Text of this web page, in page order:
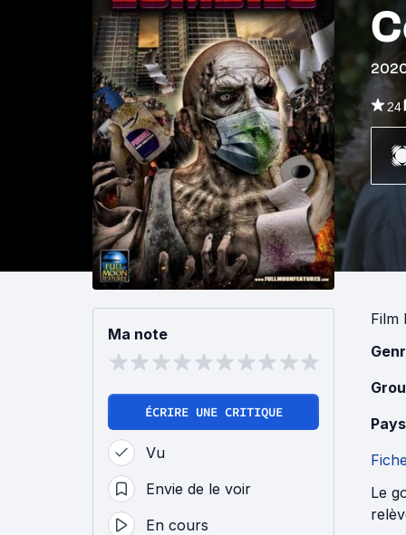
24
Ma note
ÉCRIRE UNE CRITIQUE
Vu
Envie de le voir
En cours
Film
Le